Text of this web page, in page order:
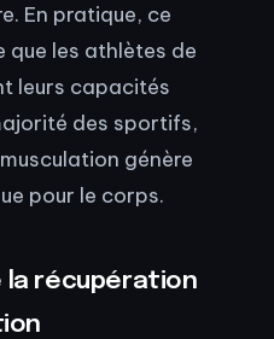
En pratique, ce
que les athlètes de
leurs capacités
des sportifs,
génère
pour le corps.
la récupération